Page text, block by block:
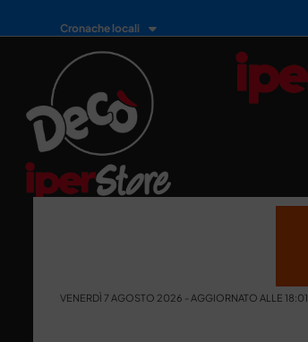
Cronache locali
VENERDÌ 7 AGOSTO 2026 - AGGIORNATO ALLE 18:01